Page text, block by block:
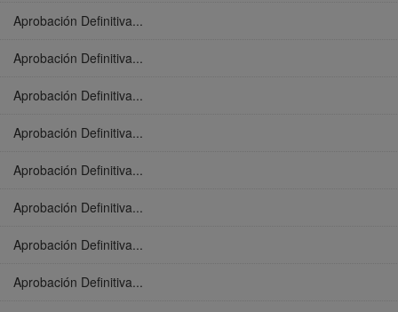
Aprobación Definitiva...
Aprobación Definitiva...
Aprobación Definitiva...
Aprobación Definitiva...
Aprobación Definitiva...
Aprobación Definitiva...
Aprobación Definitiva...
Aprobación Definitiva...